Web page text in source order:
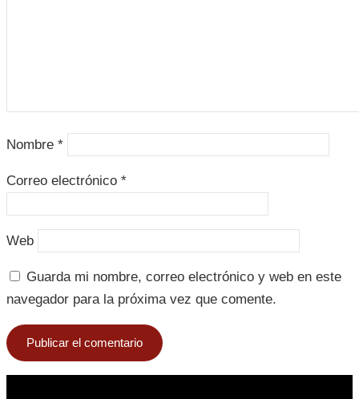
Nombre *
Correo electrónico *
Web
Guarda mi nombre, correo electrónico y web en este
navegador para la próxima vez que comente.